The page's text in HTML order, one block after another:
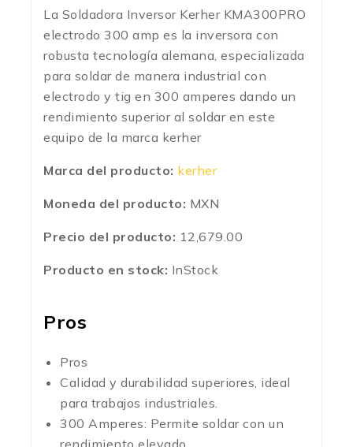
La Soldadora Inversor Kerher KMA300PRO
electrodo 300 amp es la inversora con
robusta tecnología alemana, especializada
para soldar de manera industrial con
electrodo y tig en 300 amperes dando un
rendimiento superior al soldar en este
equipo de la marca kerher
Marca del producto: kerher
Moneda del producto: MXN
Precio del producto: 12,679.00
Producto en stock: InStock
Pros
Pros
Calidad y durabilidad superiores, ideal
para trabajos industriales.
300 Amperes: Permite soldar con un